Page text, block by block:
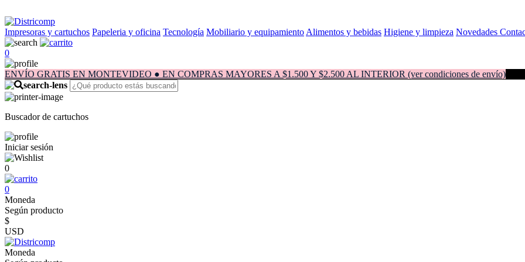
Impresoras y cartuchos Papeleria y oficina Tecnología Mobiliario y equipamiento Alimentos y bebidas Higiene y limpieza Novedades
0
ENVÍO GRATIS EN MONTEVIDEO ● EN COMPRAS MAYORES A $1.500 Y $2.500 AL INTERIOR (ver condiciones de envío)
Buscador de cartuchos
Iniciar sesión
0
0
Moneda
Según producto
$
USD
Moneda